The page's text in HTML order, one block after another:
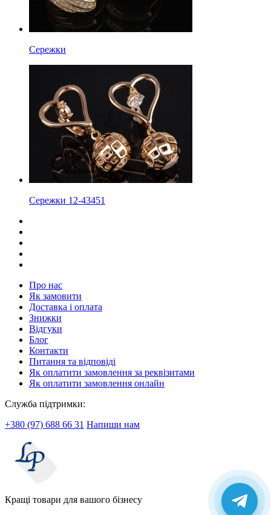
Сережки
Сережки 12-43451
Про нас
Як замовити
Доставка і оплата
Знижки
Відгуки
Блог
Контакти
Питання та відповіді
Як оплатити замовлення за реквізитами
Як оплатити замовлення онлайн
Служба підтримки:
+380 (97) 688 66 31 Напиши нам
Кращі товари для вашого бізнесу